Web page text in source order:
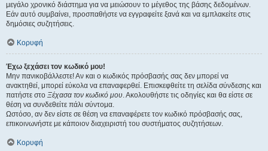
μεγάλο χρονικό διάστημα για να μειώσουν το μέγεθος της βάσης δεδομένων.
Εάν αυτό συμβαίνει, προσπαθήστε να εγγραφείτε ξανά και να εμπλακείτε στις
δημόσιες συζητήσεις.
Κορυφή
Έχω ξεχάσει τον κωδικό μου!
Μην πανικοβάλλεστε! Αν και ο κωδικός πρόσβασής σας δεν μπορεί να
ανακτηθεί, μπορεί εύκολα να επαναφερθεί. Επισκεφθείτε τη σελίδα σύνδεσης και
πατήστε στο Ξέχασα τον κωδικό μου. Ακολουθήστε τις οδηγίες και θα είστε σε
θέση να συνδεθείτε πάλι σύντομα.
Ωστόσο, αν δεν είστε σε θέση να επαναφέρετε τον κωδικό πρόσβασής σας,
επικοινωνήστε με κάποιον διαχειριστή του συστήματος συζητήσεων.
Κορυφή